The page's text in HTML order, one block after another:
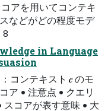
アを用いてコンテキ
などがどの程度モデ
8
in Language
：コンテキスト 𝒄 のモ
ア • 注意点 • クエリ
スコアが表す意味 • 大